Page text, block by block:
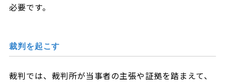
必要です。
裁判を起こす
裁判では、裁判所が当事者の主張や証拠を踏まえて、